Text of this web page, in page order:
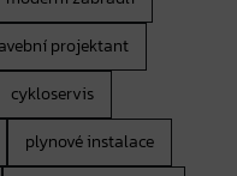
projektant
cykloservis
plynové instalace